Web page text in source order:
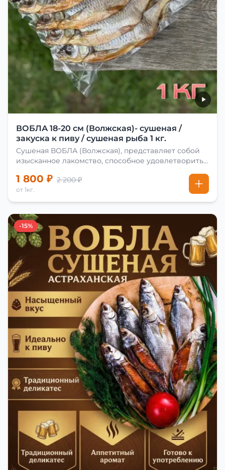
ВОБЛА 18-20 см (Волжская)- сушеная /
закуска к пиву / сушеная рыба 1 кг.
Сушеная ВОБЛА (Волжская), представляет собой
изысканное лакомство, способное удовлетворить
сделать вяленую воблу, её сначала хорошо солят.
Для этого используют старые рецепты и
современные способы. Благодаря этому рыба
приготовлении вяленой воблы делают с учётом
времени года. Это помогает сохранить рыбу
свежей и качественной. Потом рыбу упаковывают
в специальный пакет, чтобы она не портилась и не
теряла влагу. Вяленая вобла — это не просто
вкусная еда, но и пример того, как можно сочетать
старые рецепты и современные технологии. Её
можно есть с напитками, и это будет очень вкусно.
1 800 ₽ 2 200 ₽
от 1кг.
-15%